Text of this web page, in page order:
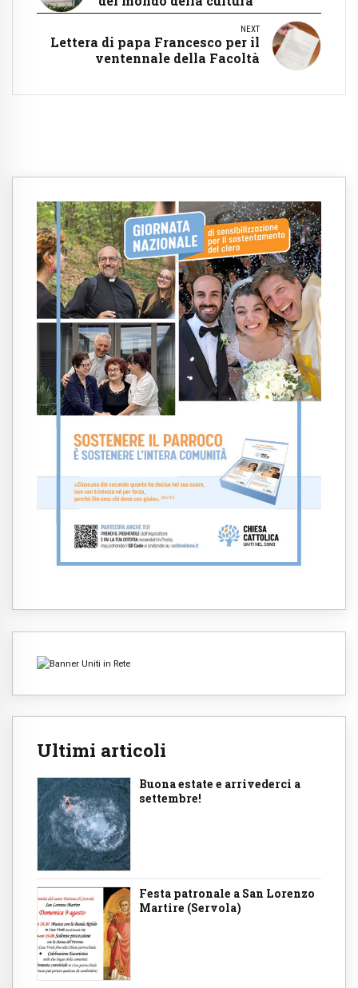
NEXT
Lettera di papa Francesco per il
ventennale della Facoltà
Ultimi articoli
Buona estate e arrivederci a
settembre!
Festa patronale a San Lorenzo
Martire (Servola)